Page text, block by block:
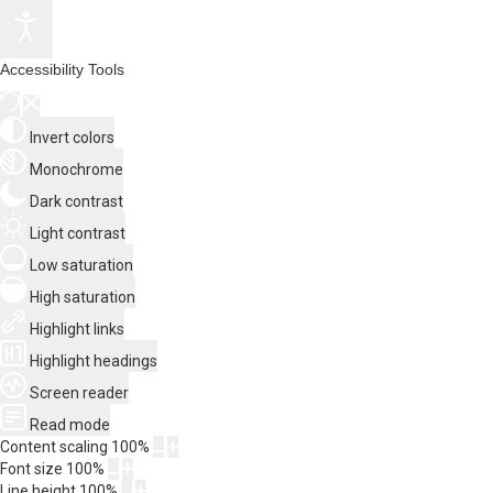
Accessibility Tools
Invert colors
Monochrome
Dark contrast
Light contrast
Low saturation
High saturation
Highlight links
Highlight headings
Screen reader
Read mode
Content scaling 100%
Font size 100%